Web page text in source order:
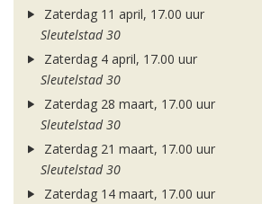
Zaterdag 11 april, 17.00 uur
Sleutelstad 30
Zaterdag 4 april, 17.00 uur
Sleutelstad 30
Zaterdag 28 maart, 17.00 uur
Sleutelstad 30
Zaterdag 21 maart, 17.00 uur
Sleutelstad 30
Zaterdag 14 maart, 17.00 uur